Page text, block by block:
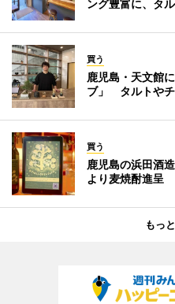
ング豊富に、タ
買う
鹿児島・天文館
ブ」 タルトやチ
買う
鹿児島の浜田酒
より麦焼酎進呈
もっ